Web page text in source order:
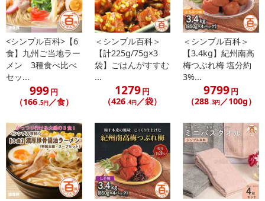
注意事項
【賞味・消費期限のある商品について】
商品到着時点でのお日持ち期間は、配送日数などにより異なります
のでご了承ください。
※お申込み後のキャンセルはお受けできません。
記載されている内容を必ずご確認いただき、お届けする商品セット
にご納得いただきましたうえでお申し込みください。
※パッケージ変更や商品リニューアル（成分など含む）等により、
参考の掲載画像や画像内のバーコードなど、お届け商品と多少異な
る場合がございます。
<シンプル百科>【6
食】九州ご当地ラー
メン 3種食べ比べ
セッ...
999円
（166.5円／食）
＜シンプル百科＞
【計225g/75g×3
袋】ごはんがすすむ
...
1279円
（426.4円／袋）
＜シンプル百科＞
【3.4kg】紀州南高
梅つぶれ梅 塩分約
3%...
9799円
（288.3円／100g）